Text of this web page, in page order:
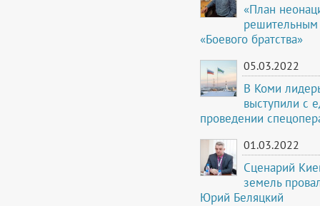
«План
решительным
«Боевого братства»
05.03.2022
В Коми
выступили с
проведении
01.03.2022
Сценарий
земель
Юрий Беляцкий